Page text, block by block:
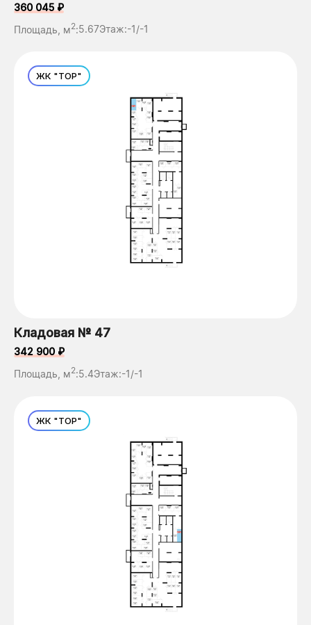
360 045 ₽
Площадь, м2:5.67Этаж:-1/-1
ЖК "ТОР"
Кладовая № 47
342 900 ₽
Площадь, м2:5.4Этаж:-1/-1
ЖК "ТОР"